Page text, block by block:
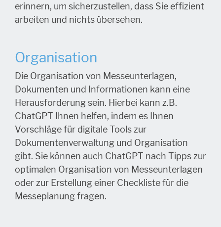
erinnern, um sicherzustellen, dass Sie effizient
arbeiten und nichts übersehen.
Organisation
Die Organisation von Messeunterlagen,
Dokumenten und Informationen kann eine
Herausforderung sein. Hierbei kann z.B.
ChatGPT Ihnen helfen, indem es Ihnen
Vorschläge für digitale Tools zur
Dokumentenverwaltung und Organisation
gibt. Sie können auch ChatGPT nach Tipps zur
optimalen Organisation von Messeunterlagen
oder zur Erstellung einer Checkliste für die
Messeplanung fragen.